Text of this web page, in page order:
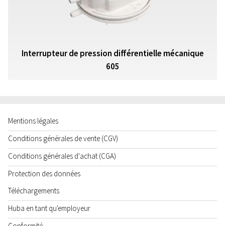
Interrupteur de pression différentielle mécanique
605
Mentions légales
Conditions générales de vente (CGV)
Conditions générales d'achat (CGA)
Protection des données
Téléchargements
Huba en tant qu'employeur